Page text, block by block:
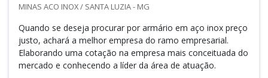
MINAS ACO INOX / SANTA LUZIA - MG
Quando se deseja procurar por armário em aço inox preço
justo, achará a melhor empresa do ramo empresarial.
Elaborando uma cotação na empresa mais conceituada do
mercado e conhecendo a líder da área de atuação.